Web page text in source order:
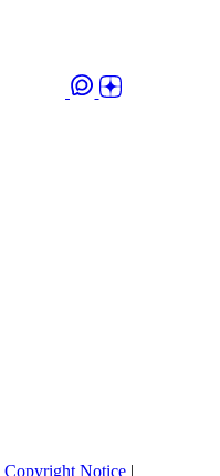
Copyright Notice |